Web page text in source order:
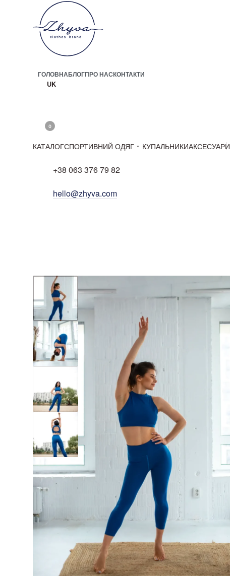
ГОЛОВНАБЛОГПРО НАСКОНТАКТИ
UK
OPEN
0OPEN
КАТАЛОГСПОРТИВНИЙ ОДЯГ КУПАЛЬНИКИАКСЕСУАРИ
+38 063 376 79 82
hello@zhyva.com